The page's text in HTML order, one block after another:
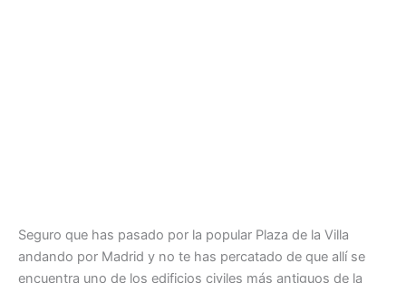
Seguro que has pasado por la popular Plaza de la Villa
andando por Madrid y no te has percatado de que allí se
encuentra uno de los edificios civiles más antiguos de la